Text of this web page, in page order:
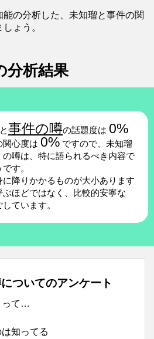
の分析した、未知瑠と事件の関
ょう。
分析結果
と事件の噂の話題度は 0%
関心度は 0% ですので、未知瑠
の噂は、特に語られるべき内容で
す。
に降りかかるものが大小あります
ぶほどではなく、比較的安寧な
ています。
ついてのアンケート
って…
知ってる